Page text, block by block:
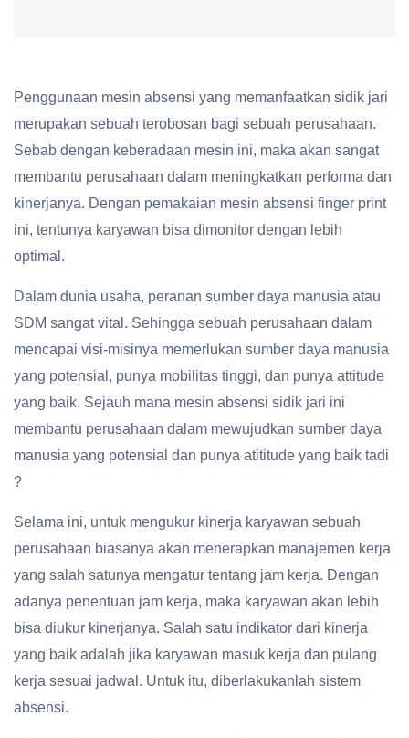
Penggunaan mesin absensi yang memanfaatkan sidik jari
merupakan sebuah terobosan bagi sebuah perusahaan.
Sebab dengan keberadaan mesin ini, maka akan sangat
membantu perusahaan dalam meningkatkan performa dan
kinerjanya. Dengan pemakaian mesin absensi finger print
ini, tentunya karyawan bisa dimonitor dengan lebih
optimal.
Dalam dunia usaha, peranan sumber daya manusia atau
SDM sangat vital. Sehingga sebuah perusahaan dalam
mencapai visi-misinya memerlukan sumber daya manusia
yang potensial, punya mobilitas tinggi, dan punya attitude
yang baik. Sejauh mana mesin absensi sidik jari ini
membantu perusahaan dalam mewujudkan sumber daya
manusia yang potensial dan punya atititude yang baik tadi
?
Selama ini, untuk mengukur kinerja karyawan sebuah
perusahaan biasanya akan menerapkan manajemen kerja
yang salah satunya mengatur tentang jam kerja. Dengan
adanya penentuan jam kerja, maka karyawan akan lebih
bisa diukur kinerjanya. Salah satu indikator dari kinerja
yang baik adalah jika karyawan masuk kerja dan pulang
kerja sesuai jadwal. Untuk itu, diberlakukanlah sistem
absensi.